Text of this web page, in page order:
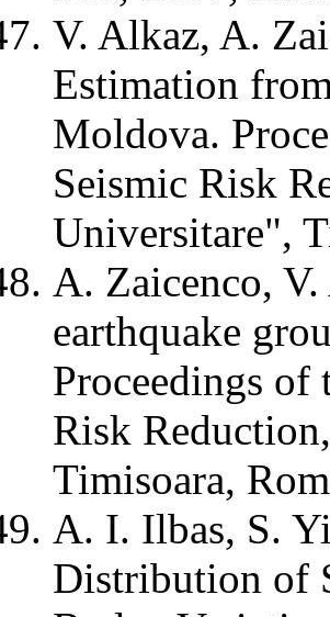
V. Alkaz, A.
Estimation
Moldova.
Seismic Risk
Universitare",
A. Zaicenco,
earthquake
Proceedings of
Risk
Timisoara,
A. I. Ilbas, S.
Distribution of